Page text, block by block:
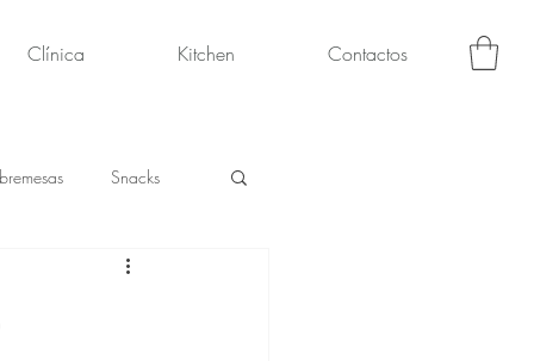
Clínica Kitchen Contactos
Snacks